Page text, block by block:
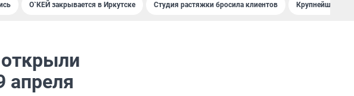
О`КЕЙ закрывается в Иркутске Студия растяжки бросила клиентов Крупнейшие
апреля